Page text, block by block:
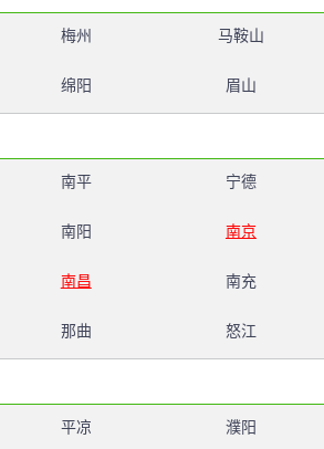
梅州 马鞍山
绵阳 眉山
南平 宁德
南阳 南京
南昌 南充
那曲 怒江
平凉 濮阳